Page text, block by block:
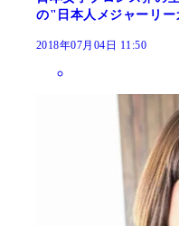
の"日本人メジャーリー
2018年07月04日 11:50